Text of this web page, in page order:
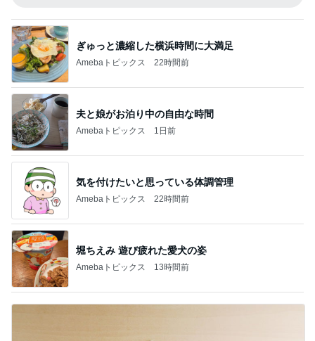
ぎゅっと濃縮した横浜時間に大満足
Amebaトピックス 22時間前
夫と娘がお泊り中の自由な時間
Amebaトピックス 1日前
気を付けたいと思っている体調管理
Amebaトピックス 22時間前
堀ちえみ 遊び疲れた愛犬の姿
Amebaトピックス 13時間前